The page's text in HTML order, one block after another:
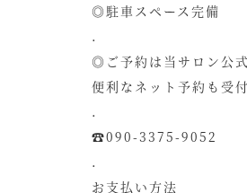
◎駐車スペース完備
.
◎ご予約は当サロン公
便利なネット予約も受付
.
☎090-3375-9052
.
お支払い方法